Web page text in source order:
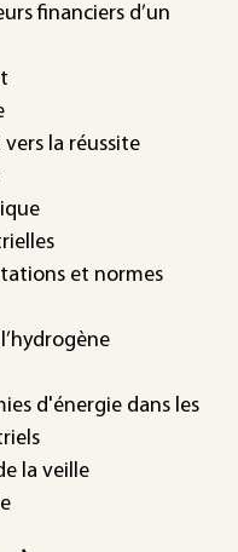
financiers d’un
la réussite
et normes
d'énergie dans les
la veille